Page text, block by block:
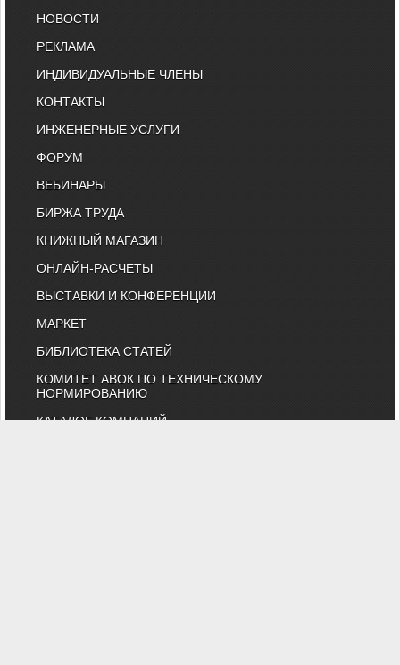
НОВОСТИ
РЕКЛАМА
ИНДИВИДУАЛЬНЫЕ ЧЛЕНЫ
КОНТАКТЫ
ИНЖЕНЕРНЫЕ УСЛУГИ
ФОРУМ
ВЕБИНАРЫ
БИРЖА ТРУДА
КНИЖНЫЙ МАГАЗИН
ОНЛАЙН-РАСЧЕТЫ
ВЫСТАВКИ И КОНФЕРЕНЦИИ
МАРКЕТ
БИБЛИОТЕКА СТАТЕЙ
КОМИТЕТ АВОК ПО ТЕХНИЧЕСКОМУ
НОРМИРОВАНИЮ
КАТАЛОГ КОМПАНИЙ